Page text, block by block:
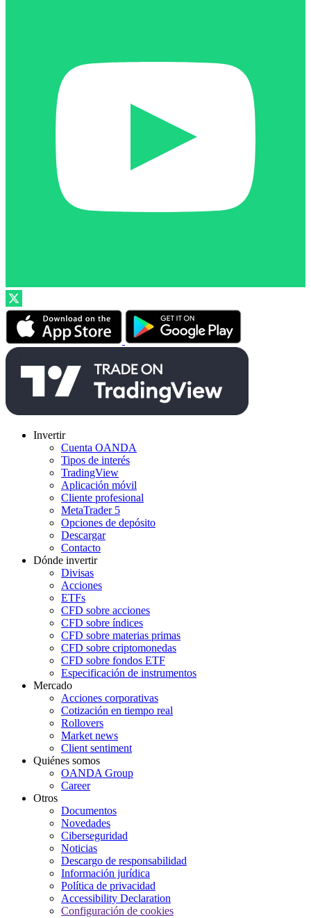
Invertir
Cuenta OANDA
Tipos de interés
TradingView
Aplicación móvil
Cliente profesional
MetaTrader 5
Opciones de depósito
Descargar
Contacto
Dónde invertir
Divisas
Acciones
ETFs
CFD sobre acciones
CFD sobre índices
CFD sobre materias primas
CFD sobre criptomonedas
CFD sobre fondos ETF
Especificación de instrumentos
Mercado
Acciones corporativas
Cotización en tiempo real
Rollovers
Market news
Client sentiment
Quiénes somos
OANDA Group
Career
Otros
Documentos
Novedades
Ciberseguridad
Noticias
Descargo de responsabilidad
Información jurídica
Política de privacidad
Accessibility Declaration
Configuración de cookies